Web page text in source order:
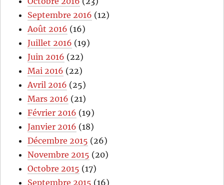
Septembre 2016 (12)
Août 2016 (16)
Juillet 2016 (19)
Juin 2016 (22)
Mai 2016 (22)
Avril 2016 (25)
Mars 2016 (21)
Février 2016 (19)
Janvier 2016 (18)
Décembre 2015 (26)
Novembre 2015 (20)
Octobre 2015 (17)
Septembre 2015 (16)